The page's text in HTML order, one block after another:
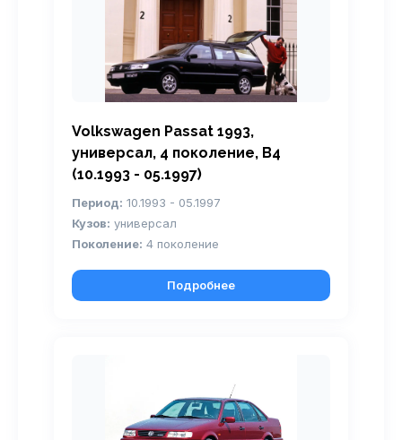
Volkswagen Passat 1993,
универсал, 4 поколение, B4
(10.1993 - 05.1997)
Период: 10.1993 - 05.1997
Кузов: универсал
Поколение: 4 поколение
Подробнее